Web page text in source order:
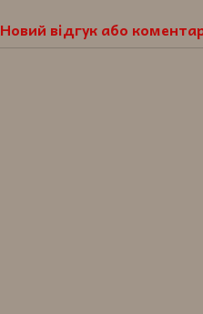
Новий відгук або